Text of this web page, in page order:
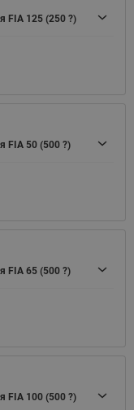
FIA 125 (250 ?)
FIA 50 (500 ?)
FIA 65 (500 ?)
FIA 100 (500 ?)